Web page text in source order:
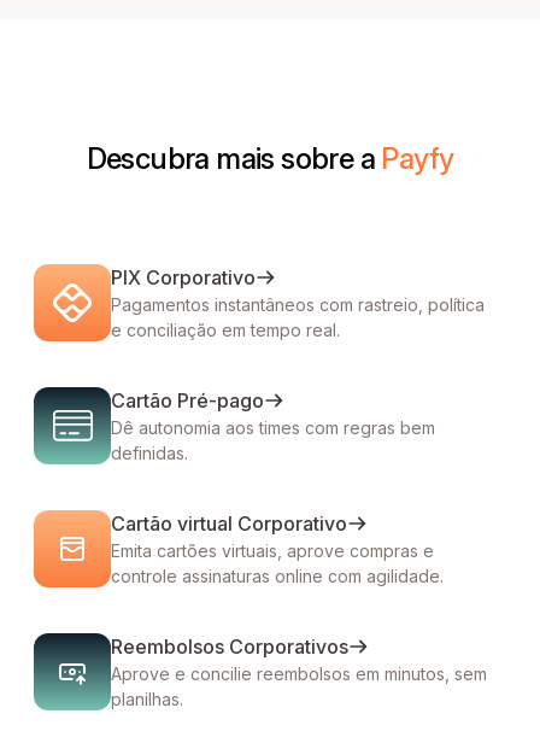
Descubra mais sobre a Payfy
PIX Corporativo
Pagamentos instantâneos com rastreio, política
e conciliação em tempo real.
Cartão Pré-pago
Dê autonomia aos times com regras bem
definidas.
Cartão virtual Corporativo
Emita cartões virtuais, aprove compras e
controle assinaturas online com agilidade.
Reembolsos Corporativos
Aprove e concilie reembolsos em minutos, sem
planilhas.